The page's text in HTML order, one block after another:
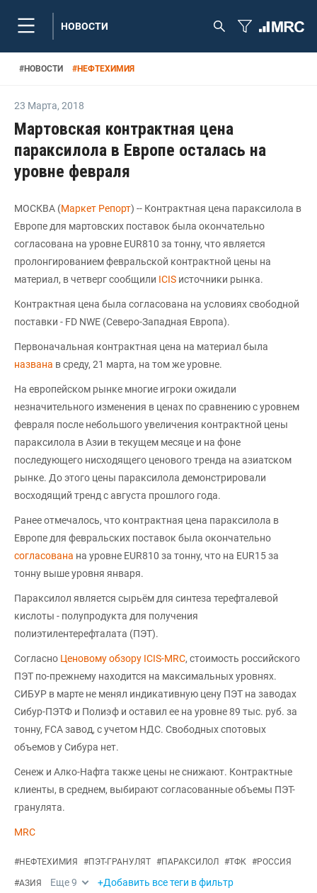
НОВОСТИ
#НОВОСТИ #НЕФТЕХИМИЯ
23 Марта, 2018
Мартовская контрактная цена
параксилола в Европе осталась на
уровне февраля
МОСКВА (Маркет Репорт) -- Контрактная цена параксилола в
Европе для мартовских поставок была окончательно
согласована на уровне EUR810 за тонну, что является
пролонгированием февральской контрактной цены на
материал, в четверг сообщили ICIS источники рынка.
Контрактная цена была согласована на условиях свободной
поставки - FD NWE (Северо-Западная Европа).
Первоначальная контрактная цена на материал была
названа в среду, 21 марта, на том же уровне.
На европейском рынке многие игроки ожидали
незначительного изменения в ценах по сравнению с уровнем
февраля после небольшого увеличения контрактной цены
параксилола в Азии в текущем месяце и на фоне
последующего нисходящего ценового тренда на азиатском
рынке. До этого цены параксилола демонстрировали
восходящий тренд с августа прошлого года.
Ранее отмечалось, что контрактная цена параксилола в
Европе для февральских поставок была окончательно
согласована на уровне EUR810 за тонну, что на EUR15 за
тонну выше уровня января.
Параксилол является сырьём для синтеза терефталевой
кислоты - полупродукта для получения
полиэтилентерефталата (ПЭТ).
Согласно Ценовому обзору ICIS-MRC, стоимость российского
ПЭТ по-прежнему находится на максимальных уровнях.
СИБУР в марте не менял индикативную цену ПЭТ на заводах
Сибур-ПЭТФ и Полиэф и оставил ее на уровне 89 тыс. руб. за
тонну, FCA завод, с учетом НДС. Свободных спотовых
объемов у Сибура нет.
Сенеж и Алко-Нафта также цены не снижают. Контрактные
клиенты, в среднем, выбирают согласованные объемы ПЭТ-
гранулята.
MRC
#НЕФТЕХИМИЯ #ПЭТ-ГРАНУЛЯТ #ПАРАКСИЛОЛ #ТФК #РОССИЯ
#АЗИЯ Еще9 +Добавить все теги в фильтр